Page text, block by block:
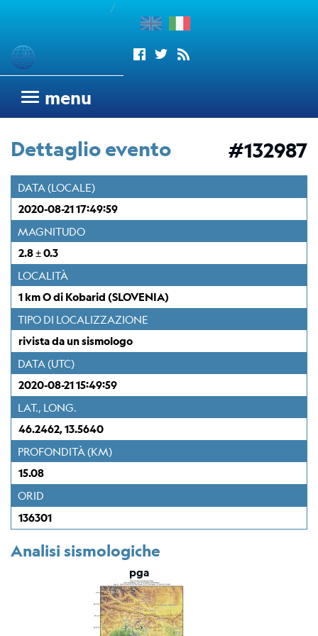
/
menu
Sismogrammi
sismometrica
OGS
Rete
Sismometrica
Italo-
Argentina
dell'OGS
Wood
Anderson
Trieste
Stazione
Everest
EvK2-
CNR
(EVN)
Rete
sismometrica
Per
sismologi
Dettaglio evento #132987
DATA (LOCALE)
2020-08-21 17:49:59
MAGNITUDO
2.8 ± 0.3
LOCALITÀ
1 km O di Kobarid (SLOVENIA)
TIPO DI LOCALIZZAZIONE
rivista da un sismologo
DATA (UTC)
2020-08-21 15:49:59
LAT., LONG.
46.2462, 13.5640
PROFONDITÀ (KM)
15.08
ORID
136301
Analisi sismologiche
pga